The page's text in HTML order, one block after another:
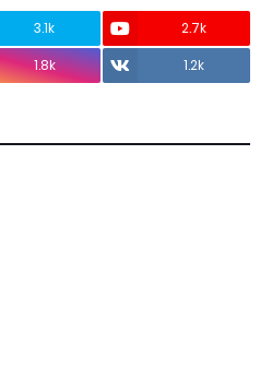
3.1k
2.7k
1.8k 1.2k